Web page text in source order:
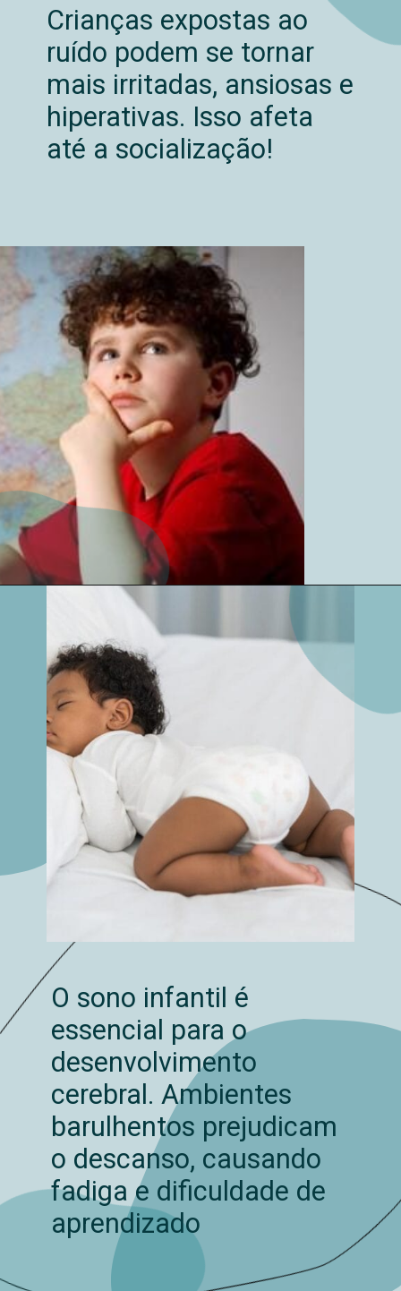
Crianças expostas ao
ruído podem se tornar
mais irritadas, ansiosas e
hiperativas. Isso afeta
até a socialização!
O sono infantil é
essencial para o
desenvolvimento
cerebral. Ambientes
barulhentos prejudicam
o descanso, causando
fadiga e dificuldade de
aprendizado